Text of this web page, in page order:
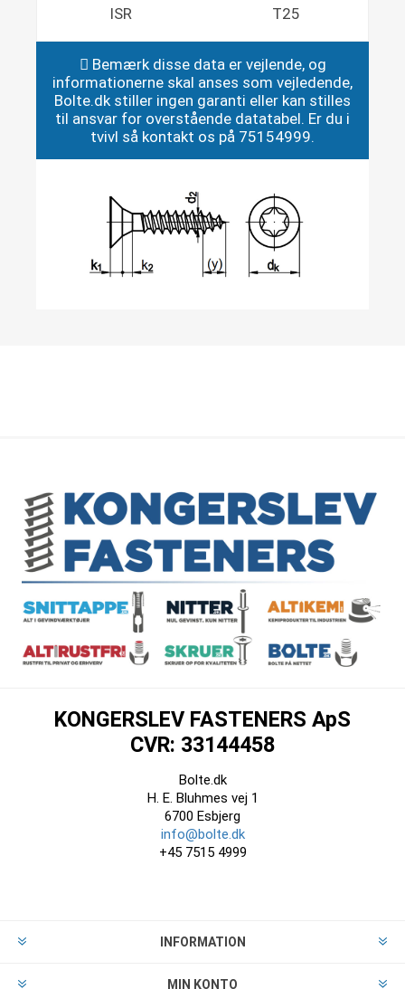
ISR T25
Bemærk disse data er vejlende, og
informationerne skal anses som vejledende,
Bolte.dk stiller ingen garanti eller kan stilles
til ansvar for overstående datatabel. Er du i
tvivl så kontakt os på 75154999.
KONGERSLEV FASTENERS ApS
CVR: 33144458
Bolte.dk
H. E. Bluhmes vej 1
6700 Esbjerg
info@bolte.dk
+45 7515 4999
INFORMATION
MIN KONTO